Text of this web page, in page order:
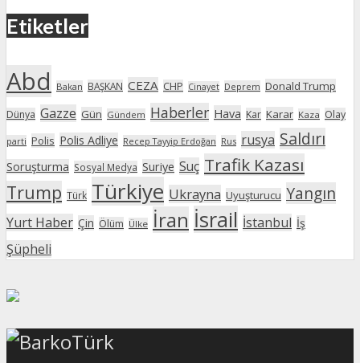
Etiketler
Abd Bakan BAŞKAN CEZA CHP Cinayet Deprem Donald Trump
Dünya Gazze Gün Gündem Haberler Hava Kar Karar Kaza Olay
parti Polis Polis Adliye Recep Tayyip Erdoğan Rus rusya Saldırı
Soruşturma Sosyal Medya Suriye Suç Trafik Kazası
Trump Türk Türkiye Ukrayna Uyuşturucu Yangın
Yurt Haber Çin Ölüm Ülke İran İsrail İstanbul İş
Şüpheli